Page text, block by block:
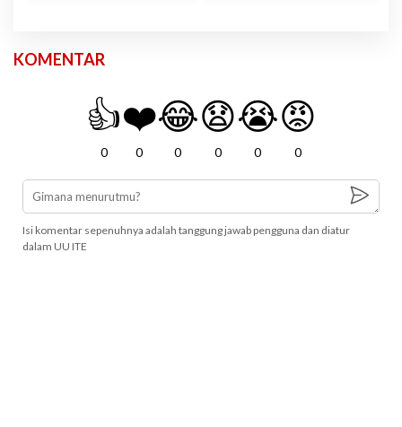
KOMENTAR
👍
0
❤️
0
😂
0
😧
0
😭
0
😡
0
Isi komentar sepenuhnya adalah tanggung jawab pengguna dan diatur
dalam UU ITE